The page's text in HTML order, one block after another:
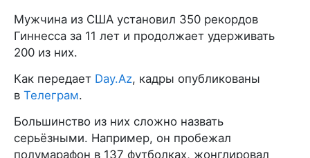
Мужчина из США установил 350 рекордов
Гиннесса за 11 лет и продолжает удерживать
200 из них.
Как передает Day.Az, кадры опубликованы
в Телеграм.
Большинство из них сложно назвать
серьёзными. Например, он пробежал
полумарафон в 137 футболках, жонглировал